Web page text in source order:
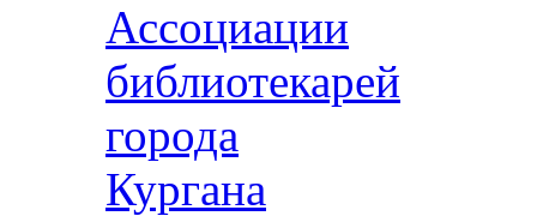
Ассоциации
библиотекарей
города
Кургана